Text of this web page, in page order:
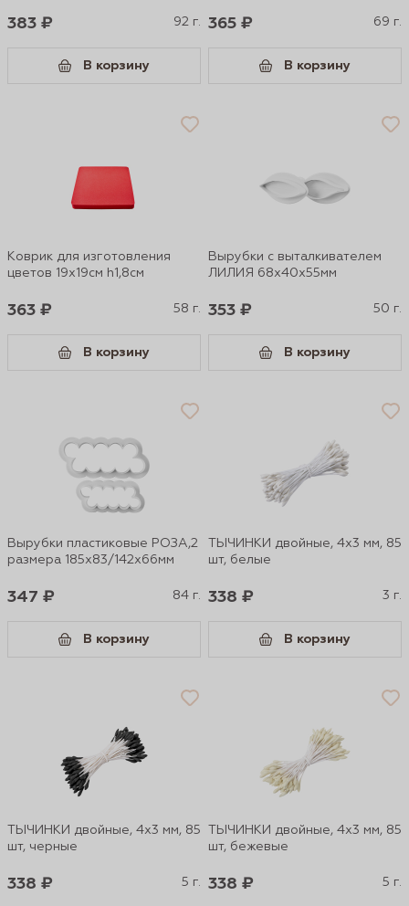
383 ₽ 92 г.
В корзину
365 ₽ 69 г.
В корзину
Коврик для изготовления
цветов 19х19см h1,8см
363 ₽ 58 г.
В корзину
Вырубки с выталкивателем
ЛИЛИЯ 68х40х55мм
353 ₽ 50 г.
В корзину
Вырубки пластиковые РОЗА,2
размера 185х83/142х66мм
347 ₽ 84 г.
В корзину
ТЫЧИНКИ двойные, 4х3 мм, 85
шт, белые
338 ₽ 3 г.
В корзину
ТЫЧИНКИ двойные, 4х3 мм, 85
шт, черные
338 ₽ 5 г.
ТЫЧИНКИ двойные, 4х3 мм, 85
шт, бежевые
338 ₽ 5 г.